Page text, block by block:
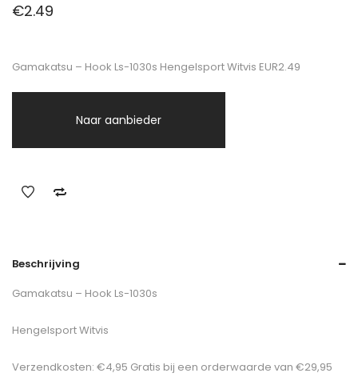
€2.49
Gamakatsu – Hook Ls-1030s Hengelsport Witvis EUR2.49
Naar aanbieder
Beschrijving
Gamakatsu – Hook Ls-1030s
Hengelsport Witvis
Verzendkosten: €4,95 Gratis bij een orderwaarde van €29,95